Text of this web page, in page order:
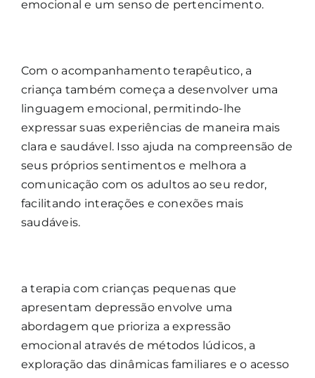
emocional e um senso de pertencimento.
Com o acompanhamento terapêutico, a
criança também começa a desenvolver uma
linguagem emocional, permitindo-lhe
expressar suas experiências de maneira mais
clara e saudável. Isso ajuda na compreensão de
seus próprios sentimentos e melhora a
comunicação com os adultos ao seu redor,
facilitando interações e conexões mais
saudáveis.
a terapia com crianças pequenas que
apresentam depressão envolve uma
abordagem que prioriza a expressão
emocional através de métodos lúdicos, a
exploração das dinâmicas familiares e o acesso